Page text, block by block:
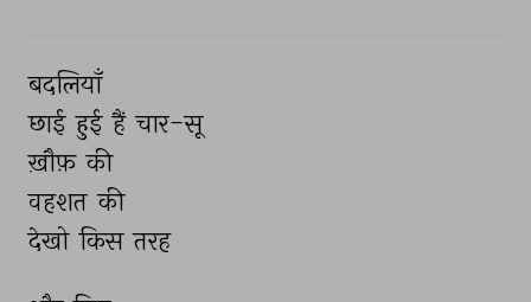
बदलियाँ
छाई हुई हैं चार-सू
ख़ौफ़ की
वहशत की
देखो किस तरह